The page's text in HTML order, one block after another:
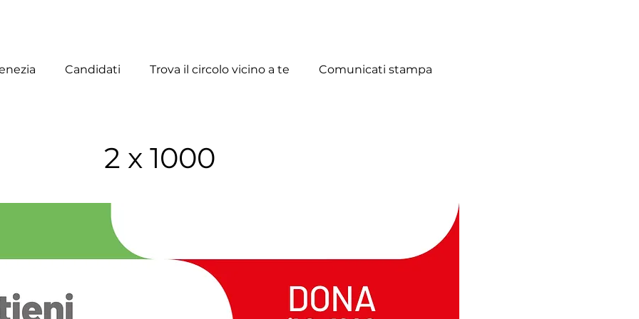
Candidati Trova il circolo vicino a te Comunicati stampa
2 x 1000